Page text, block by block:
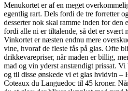
Menukortet er af en meget
egentlig rart. Dels fordi de tre forretter
desserter nok skal ramme inden for den
fordi alle ni er tiltalende, så det er svært
Vinkortet er næsten endnu mere
vine, hvoraf de fleste fås på glas. Ofte
drikkevarepriser, når maden er billig,
mad og vin yderst anstændigt prissat. Vi
og til disse ønskede vi et glas hvidvin –
Coteaux du Languedoc til 45 kroner.